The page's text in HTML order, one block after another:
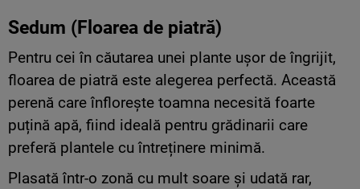
Sedum (Floarea de piatră)
Pentru cei în căutarea unei plante ușor de îngrijit,
floarea de piatră este alegerea perfectă. Această
perenă care înflorește toamna necesită foarte
puțină apă, fiind ideală pentru grădinarii care
preferă plantele cu întreținere minimă.
Plasată într-o zonă cu mult soare și udată rar,